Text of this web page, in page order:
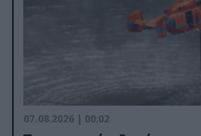
07.08.2026 | 00:02